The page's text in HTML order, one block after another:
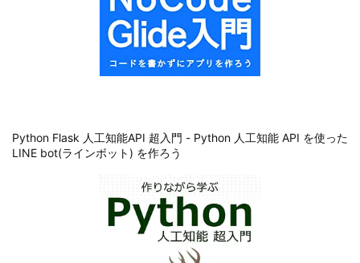
Python Flask 人工知能API 超入門 - Python 人工知能 API を使った
LINE bot(ラインボット) を作ろう